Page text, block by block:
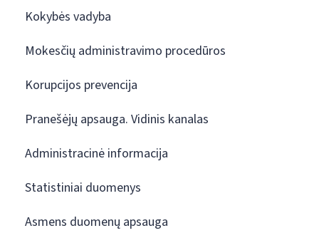
Kokybės vadyba
Mokesčių administravimo procedūros
Korupcijos prevencija
Pranešėjų apsauga. Vidinis kanalas
Administracinė informacija
Statistiniai duomenys
Asmens duomenų apsauga